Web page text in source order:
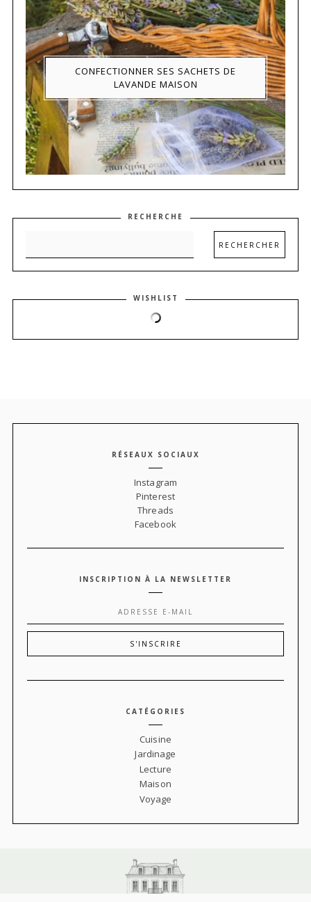
CONFECTIONNER SES SACHETS DE
LAVANDE MAISON
RECHERCHE
WISHLIST
RÉSEAUX SOCIAUX
Instagram
Pinterest
Threads
Facebook
INSCRIPTION À LA NEWSLETTER
CATÉGORIES
Cuisine
Jardinage
Lecture
Maison
Voyage